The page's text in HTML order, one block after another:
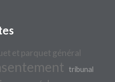
et parquet général
tribunal